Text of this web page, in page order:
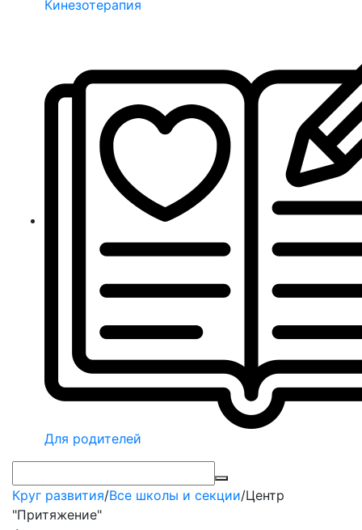
Кинезотерапия
Для родителей
Круг развития/Все школы и секции/Центр
"Притяжение"